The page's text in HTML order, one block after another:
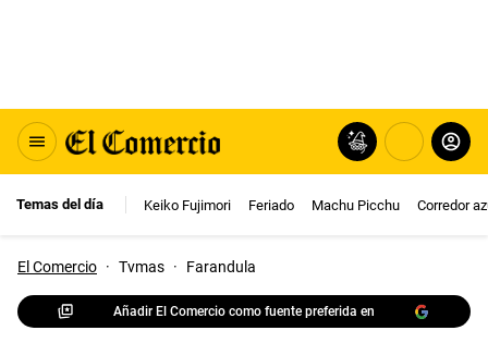
Temas del día Keiko Fujimori Feriado Machu Picchu Corredor
El Comercio · Tvmas · Farandula
Añadir El Comercio como fuente preferida en